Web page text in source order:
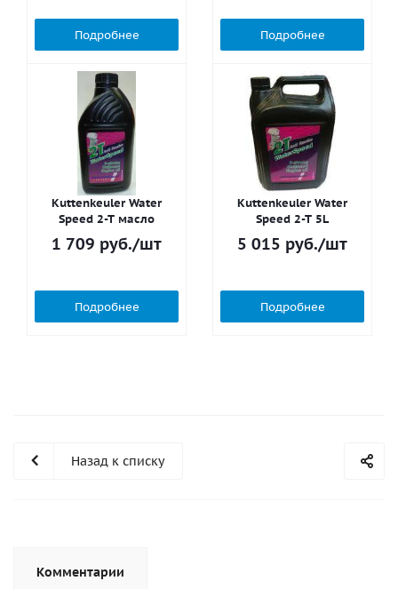
Подробнее Подробнее
Kuttenkeuler Water
Speed 2-T масло
1 709 руб./шт
Подробнее
Kuttenkeuler Water
Speed 2-T 5L
5 015 руб./шт
Подробнее
Назад к списку
Комментарии